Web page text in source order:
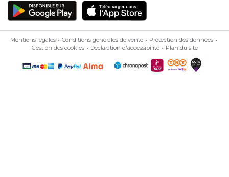
Mentions légales Conditions générales de vente
Protection des données
Gestion des cookies
Déclaration d'accessibilité Plan du site